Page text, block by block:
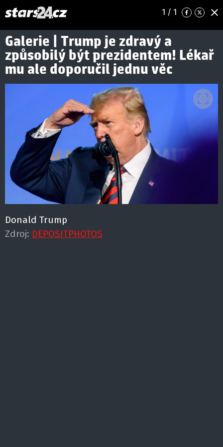
1 / 1
Galerie | Trump je zdravý a
způsobilý být prezidentem! Lékař
mu ale doporučil jednu věc
Donald Trump
Zdroj: DEPOSITPHOTOS